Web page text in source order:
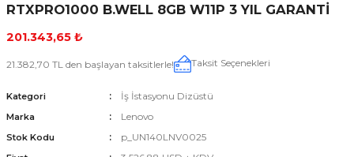
RTXPRO1000 B.WELL 8GB W11P 3 YIL GARANTİ
201.343,65 ₺
21.382,70 TL den başlayan taksitlerle! Taksit Seçenekleri
Kategori İş İstasyonu Dizüstü
Marka Lenovo
Stok Kodu p_UN140LNV0025